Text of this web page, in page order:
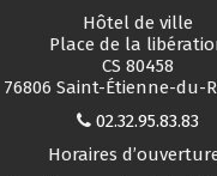
Hôtel de ville
Place de la
CS 80458
76806 Saint-Étienne-du-
02.32.95.83.83
Horaires